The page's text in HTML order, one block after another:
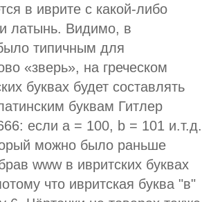
в иврите с какой-либо
латынь. Видимо, в
типичным для
«зверь», на греческом
буквах будет составлять
буквам Гитлер
если а = 100, b = 101 и.т.д.
можно было раньше
www в ивритских буквах
что ивритская буква "в"